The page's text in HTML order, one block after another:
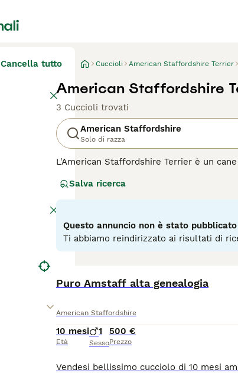
Cancella tutto Cuccioli American Staffordshire Terrier
American Staffordshire
3 Cuccioli trovati
American Staffordshire
Solo di razza
L'American Staffordshire Terrier è un
famiglia. Sono amichevoli, affidabili e
meticci. Gli American Staffordshire
raggiunta l'età adulta. L'American
consigli sull'
American Staffordshire Terrier
Salva ricerca
Questo annuncio non è stato
Ti abbiamo reindirizzato ai risultati di
Puro Amstaff alta genealogia
American Staffordshire
10 mesi
Età
1
Sesso
500 €
Prezzo